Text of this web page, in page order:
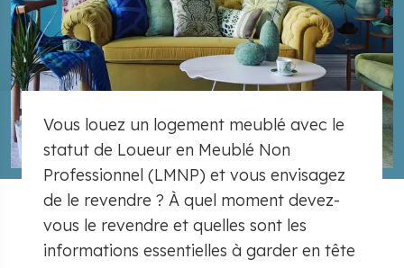
Vous louez un logement meublé avec le
statut de Loueur en Meublé Non
Professionnel (LMNP) et vous envisagez
de le revendre ? À quel moment devez-
vous le revendre et quelles sont les
informations essentielles à garder en tête